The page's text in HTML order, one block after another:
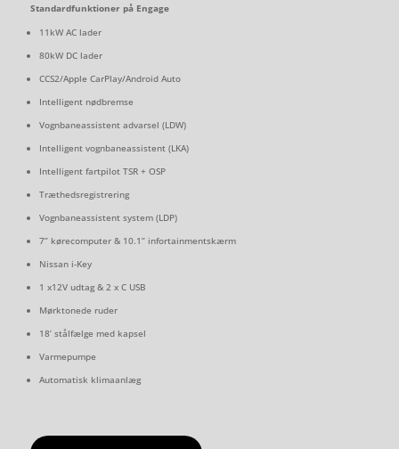
Standardfunktioner på Engage
11kW AC lader
80kW DC lader
CCS2/Apple CarPlay/Android Auto
Intelligent nødbremse
Vognbaneassistent advarsel (LDW)
Intelligent vognbaneassistent (LKA)
Intelligent fartpilot TSR + OSP
Træthedsregistrering
Vognbaneassistent system (LDP)
7” kørecomputer & 10.1” infortainmentskærm
Nissan i-Key
1 x12V udtag & 2 x C USB
Mørktonede ruder
18’ stålfælge med kapsel
Varmepumpe
Automatisk klimaanlæg